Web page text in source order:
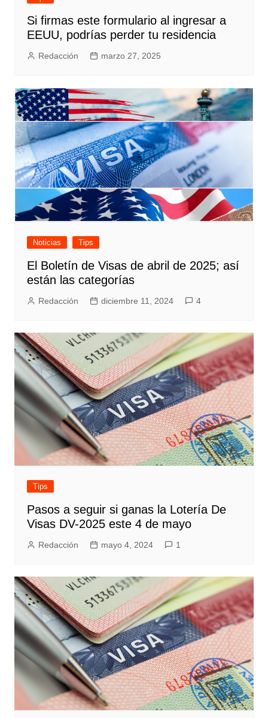
Si firmas este formulario al ingresar a
EEUU, podrías perder tu residencia
Redacción marzo 27, 2025
Noticias Tips
El Boletín de Visas de abril de 2025; así
están las categorías
Redacción diciembre 11, 2024 4
Tips
Pasos a seguir si ganas la Lotería De
Visas DV-2025 este 4 de mayo
Redacción mayo 4, 2024 1